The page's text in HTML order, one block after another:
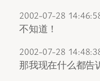
2002-07-28
不知道！
2002-07-28
那我现在什么都告